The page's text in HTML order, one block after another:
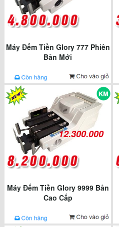
Máy Đếm Tiền Glory 777 Phiên
Bản Mới
12.300.000
Máy Đếm Tiền Glory 9999 Bản
Cao Cấp